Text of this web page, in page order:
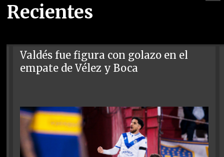
Recientes
Valdés fue figura con golazo en el
empate de Vélez y Boca